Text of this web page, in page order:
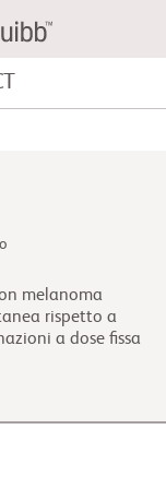
melanoma
rispetto a
a dose fissa